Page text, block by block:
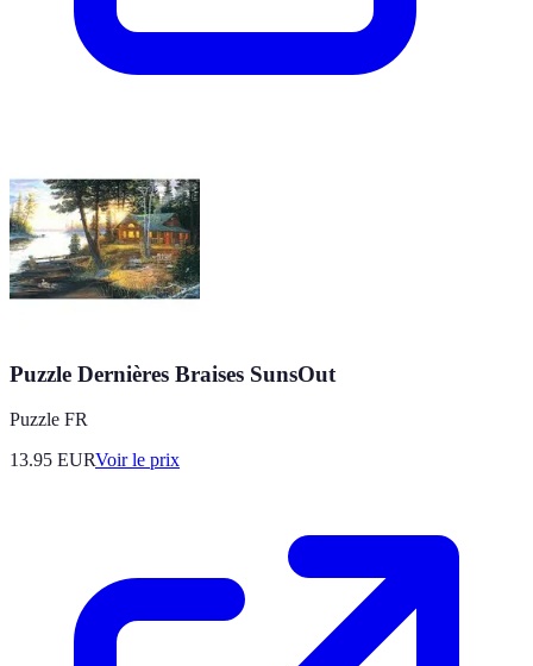
Puzzle Dernières Braises SunsOut
Puzzle FR
13.95 EURVoir le prix